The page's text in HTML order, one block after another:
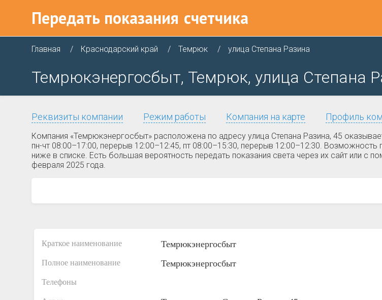
Передать показания счетчика
Главная Краснодарский край Темрюк улица Степана Разина
Темрюкэнергосбыт, Темрюк, улица Степана
Реквизиты компании Режим работы Компания на карте Профиль
Компания «Темрюкэнергосбыт» расположена по адресу улица Степана Разина, 45
пн-чт 08:00–17:00, перерыв 12:00–12:45, пт 08:00–15:30, перерыв 12:00–12:30.
ниже в списке. Есть большая вероятность передать показания света через их сайт или с
февраля 2025 года.
Краткое наименование Темрюкэнергосбыт
Полное наименование Темрюкэнергосбыт
Телефоны